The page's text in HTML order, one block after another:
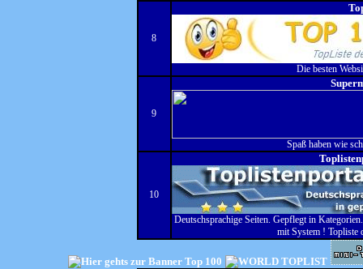
8
Die besten
9
Spaß haben wie
10
Deutschsprachige Seiten. Gepflegt in
mit System ! Topliste